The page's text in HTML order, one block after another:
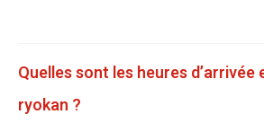
Quelles sont les heures d’arrivée
ryokan ?